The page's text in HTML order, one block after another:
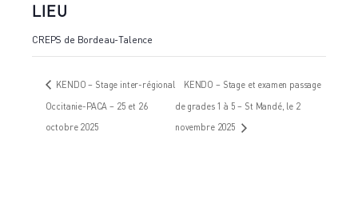
LIEU
CREPS de Bordeau-Talence
KENDO – Stage inter-régional
Occitanie-PACA – 25 et 26
octobre 2025
KENDO – Stage et examen passage
de grades 1 à 5 – St Mandé, le 2
novembre 2025